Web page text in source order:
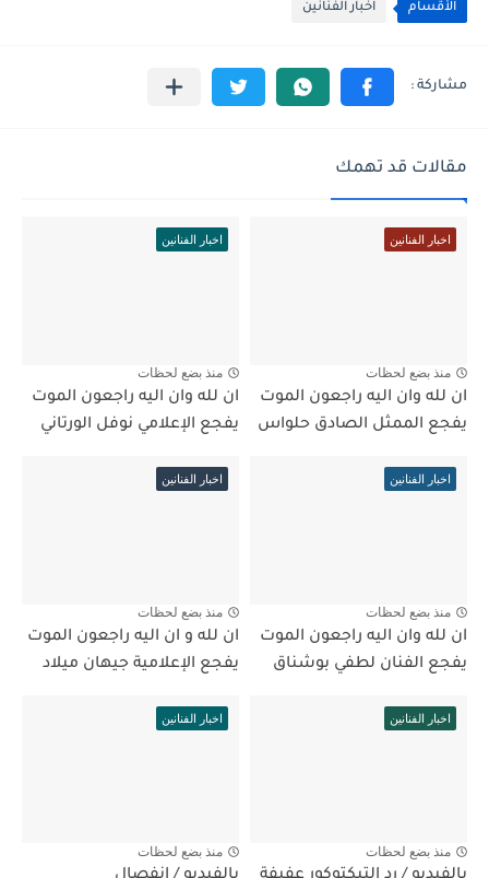
الأقسام اخبار الفنانين
مقالات قد تهمك
اخبار الفنانين
منذ بضع لحظات
ان لله وان اليه راجعون الموت
يفجع الممثل الصادق حلواس
اخبار الفنانين
منذ بضع لحظات
ان لله وان اليه راجعون الموت
يفجع الإعلامي نوفل الورتاني
اخبار الفنانين
منذ بضع لحظات
ان لله وان اليه راجعون الموت
يفجع الفنان لطفي بوشناق
اخبار الفنانين
منذ بضع لحظات
ان لله و ان اليه راجعون الموت
يفجع الإعلامية جيهان ميلاد
اخبار الفنانين
منذ بضع لحظات
اخبار الفنانين
منذ بضع لحظات